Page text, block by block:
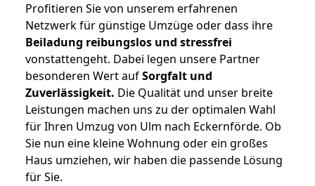
Profitieren Sie von unserem erfahrenen
Netzwerk für günstige Umzüge oder dass ihre
Beiladung reibungslos und stressfrei
vonstattengeht. Dabei legen unsere Partner
besonderen Wert aufSorgfalt und
Zuverlässigkeit. Die Qualität und unser breite
Leistungen machen uns zu der optimalen Wahl
für Ihren Umzug von Ulm nach Eckernförde. Ob
Sie nun eine kleine Wohnung oder ein großes
Haus umziehen, wir haben die passende Lösung
für Sie.